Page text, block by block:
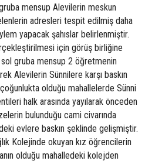
mensup Alevilerin meskun
adresleri tespit edilmiş daha
yapacak şahıslar belirlenmiştir.
için görüş birliğine
sol gruba mensup 2 öğretmenin
Alevilerin Sünnilere karşı baskın
çoğunlukta olduğu mahallelerde Sünni
halk arasında yayılarak önceden
bulunduğu cami civarında
evlere baskın şeklinde gelişmiştir.
Kolejinde okuyan kız öğrencilerin
olduğu mahalledeki kolejden